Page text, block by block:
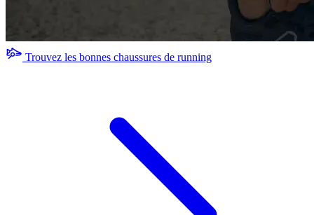
Trouvez les bonnes chaussures de running